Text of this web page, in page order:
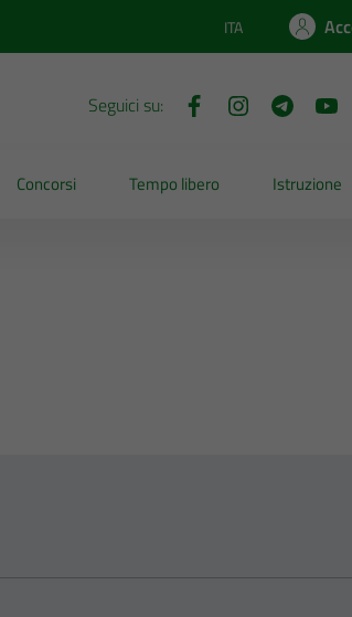
Lingua attiva:
ITA
Seguici su:
Concorsi Tempo libero Istruzione